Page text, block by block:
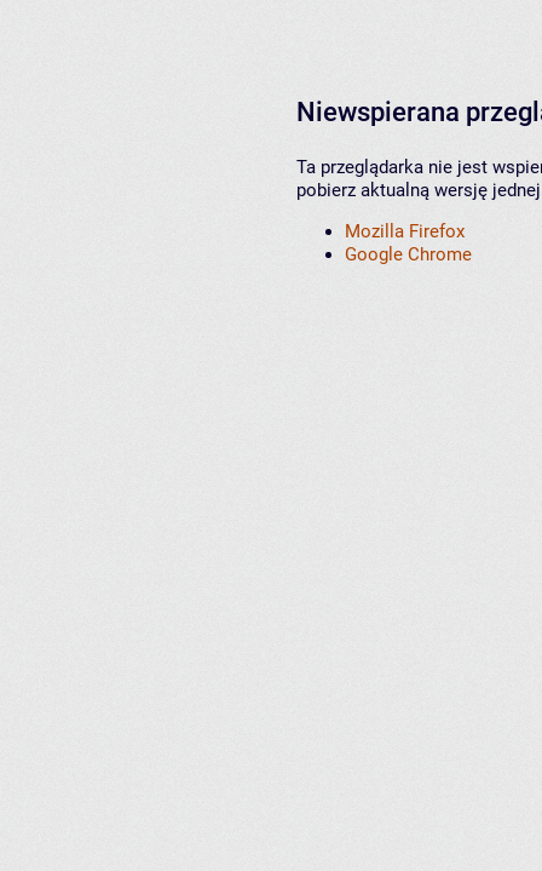
Niewspierana
Ta przeglądarka nie jest
pobierz aktualną wersję
Mozilla Firefox
Google Chrome